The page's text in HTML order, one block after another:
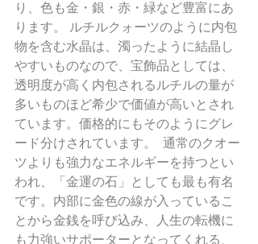
り、色も金・銀・赤・緑など豊富にあ
ります。 ルチルクォーツのように内包
物を含む水晶は、濁ったように結晶し
やすいものなので、宝飾品としては、
透明度が高く内包されるルチルの量が
多いものほど希少で価値が高いとされ
ています。価格的にもそのようにグレ
ード分けされています。  通常のクオー
ツよりも強力なエネルギーを持つとい
われ、「金運の石」としても最も有名
です。内部に金色の線が入っているこ
とから金銭を呼び込み、人生の転機に
も力強いサポーターとなってくれる、